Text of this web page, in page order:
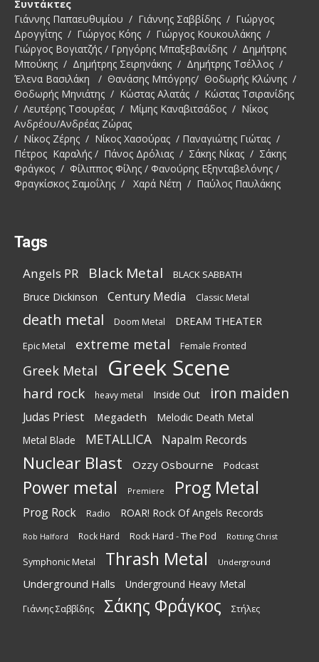
Συντάκτες
Γιάννης Παπαευθυμίου / Γιάννης Σαββίδης / Γιώργος
Δρογγίτης / Γιώργος Κόης / Γιώργος Κουκουλάκης /
Γιώργος Βογιατζής / Γρηγόρης Μπαξεβανίδης / Δημήτρης
Μπούκης / Δημήτρης Σειρηνάκης / Δημήτρης Τσέλλος /
Έλενα Βασιλάκη / Θανάσης Μπόγρης/ Θοδωρής Κλώνης /
Θοδωρής Μηνιάτης / Κώστας Αλατάς / Κώστας Τσιρανίδης
/ Λευτέρης Τσουρέας / Μίμης Καναβιτσάδος / Νίκος
Ανδρέου/Ανδρέας Ζώρας
/ Νίκος Ζέρης / Νίκος Χασούρας / Παναγιώτης Γιώτας /
Πέτρος Καραλής / Πάνος Δρόλιας / Σάκης Νίκας / Σάκης
Φράγκος / Φίλιππος Φίλης / Φανούρης Εξηνταβελόνης /
Φραγκίσκος Σαμοΐλης / Χαρά Νέτη / Παύλος Παυλάκης
Tags
Angels PR Black Metal BLACK SABBATH
Bruce Dickinson Century Media Classic Metal
death metal Doom Metal DREAM THEATER
Epic Metal extreme metal Female Fronted
Greek Metal Greek Scene
hard rock heavy metal Inside Out iron maiden
Judas Priest Megadeth Melodic Death Metal
Metal Blade METALLICA Napalm Records
Nuclear Blast Ozzy Osbourne Podcast
Power metal Premiere Prog Metal
Prog Rock Radio ROAR! Rock Of Angels Records
Rob Halford Rock Hard Rock Hard - The Pod Rotting Christ
Symphonic Metal Thrash Metal Underground
Underground Halls Underground Heavy Metal
Γιάννης Σαββίδης Σάκης Φράγκος Στήλες